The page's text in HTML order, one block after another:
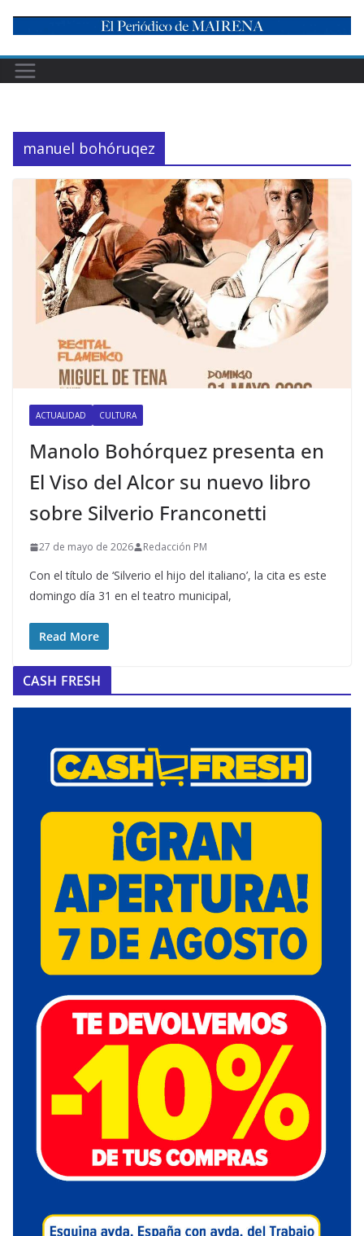
content
manuel bohóruqez
ACTUALIDAD CULTURA
Manolo Bohórquez presenta en
El Viso del Alcor su nuevo libro
sobre Silverio Franconetti
27 de mayo de 2026 Redacción PM
Con el título de ‘Silverio el hijo del italiano’, la cita es este
domingo día 31 en el teatro municipal,
Read More
CASH FRESH